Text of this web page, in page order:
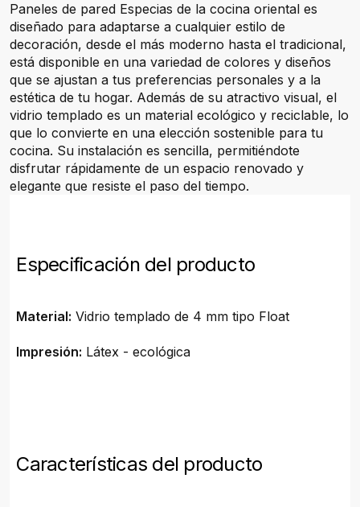
Paneles de pared Especias de la cocina oriental es
diseñado para adaptarse a cualquier estilo de
decoración, desde el más moderno hasta el tradicional,
está disponible en una variedad de colores y diseños
que se ajustan a tus preferencias personales y a la
estética de tu hogar. Además de su atractivo visual, el
vidrio templado es un material ecológico y reciclable, lo
que lo convierte en una elección sostenible para tu
cocina. Su instalación es sencilla, permitiéndote
disfrutar rápidamente de un espacio renovado y
elegante que resiste el paso del tiempo.
Especificación del producto
Material: Vidrio templado de 4 mm tipo Float
Impresión: Látex - ecológica
Características del producto